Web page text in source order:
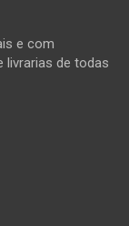
e com
livrarias de todas